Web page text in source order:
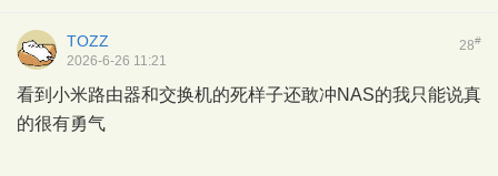
28#
TOZZ
2026-6-26 11:21
看到小米路由器和交换机的死样子还敢冲NAS的我只能说真
的很有勇气